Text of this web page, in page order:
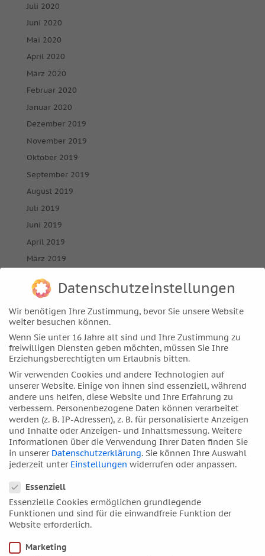
Juli 2020
Juni 2020
Mai 2020
April 2020
März 2020
Februar 2020
Januar 2020
Dezember 2019
November 2019
Oktober 2019
September 2019
August 2019
Juli 2019
Juni 2019
April 2019
März 2019
Januar 2019
Dezember 2018
November 2018
Oktober 2018
September 2018
August 2018
Juli 2018
Juni 2018
Mai 2018
April 2018
März 2018
Dezember 2017
November 2017
Oktober 2017
Datenschutzeinstellungen
Wir benötigen Ihre Zustimmung, bevor Sie unsere Website
weiter besuchen können.
Wenn Sie unter 16 Jahre alt sind und Ihre Zustimmung zu
freiwilligen Diensten geben möchten, müssen Sie Ihre
Erziehungsberechtigten um Erlaubnis bitten.
Wir verwenden Cookies und andere Technologien auf
unserer Website. Einige von ihnen sind essenziell, während
andere uns helfen, diese Website und Ihre Erfahrung zu
verbessern. Personenbezogene Daten können verarbeitet
werden (z. B. IP-Adressen), z. B. für personalisierte Anzeigen
und Inhalte oder Anzeigen- und Inhaltsmessung. Weitere
Informationen über die Verwendung Ihrer Daten finden Sie
in unserer Datenschutzerklärung. Sie können Ihre Auswahl
jederzeit unter Einstellungen widerrufen oder anpassen.
Essenziell
Essenzielle Cookies ermöglichen grundlegende
Funktionen und sind für die einwandfreie Funktion der
Website erforderlich.
Marketing